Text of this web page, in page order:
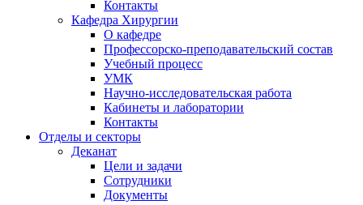
Контакты
Кафедра Хирургии
О кафедре
Профессорско-преподавательский состав
Учебный процесс
УМК
Научно-исследовательская работа
Кабинеты и лаборатории
Контакты
Отделы и секторы
Деканат
Цели и задачи
Сотрудники
Документы